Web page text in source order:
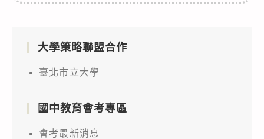
大學策略聯盟合作
臺北市立大學
國中教育會考專區
會考最新消息